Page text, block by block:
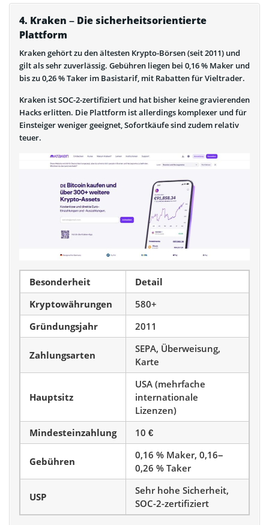
4. Kraken – Die sicherheitsorientierte
Plattform
Kraken gehört zu den ältesten Krypto-Börsen (seit 2011) und
gilt als sehr zuverlässig. Gebühren liegen bei 0,16 % Maker und
bis zu 0,26 % Taker im Basistarif, mit Rabatten für Vieltrader.
Kraken ist SOC-2-zertifiziert und hat bisher keine gravierenden
Hacks erlitten. Die Plattform ist allerdings komplexer und für
Einsteiger weniger geeignet, Sofortkäufe sind zudem relativ
teuer.
Besonderheit
Detail
Kryptowährungen
580+
Gründungsjahr
2011
Zahlungsarten
SEPA, Überweisung,
Karte
Hauptsitz
USA (mehrfache
internationale
Lizenzen)
Mindesteinzahlung
10 €
Gebühren
0,16 % Maker, 0,16–
0,26 % Taker
USP
Sehr hohe Sicherheit,
SOC-2-zertifiziert